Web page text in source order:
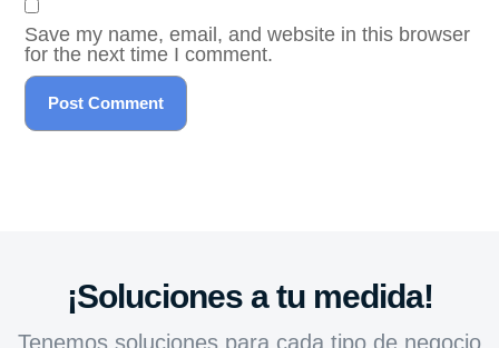
Save my name, email, and website in this browser
for the next time I comment.
¡Soluciones a tu medida!
Tenemos soluciones para cada tipo de negocio